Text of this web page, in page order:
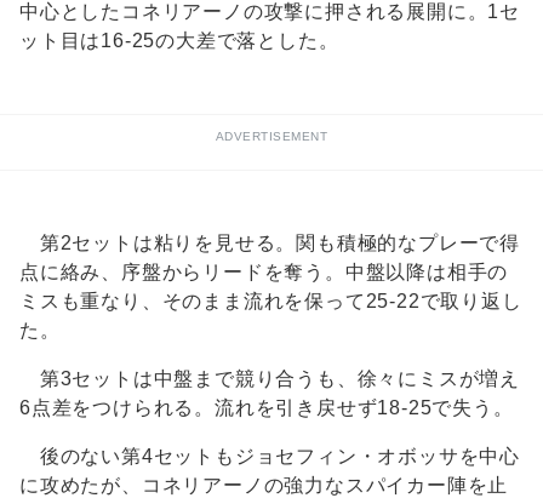
中心としたコネリアーノの攻撃に押される展開に。1セ
ット目は16-25の大差で落とした。
ADVERTISEMENT
第2セットは粘りを見せる。関も積極的なプレーで得
点に絡み、序盤からリードを奪う。中盤以降は相手の
ミスも重なり、そのまま流れを保って25-22で取り返し
た。
第3セットは中盤まで競り合うも、徐々にミスが増え
6点差をつけられる。流れを引き戻せず18-25で失う。
後のない第4セットもジョセフィン・オボッサを中心
に攻めたが、コネリアーノの強力なスパイカー陣を止